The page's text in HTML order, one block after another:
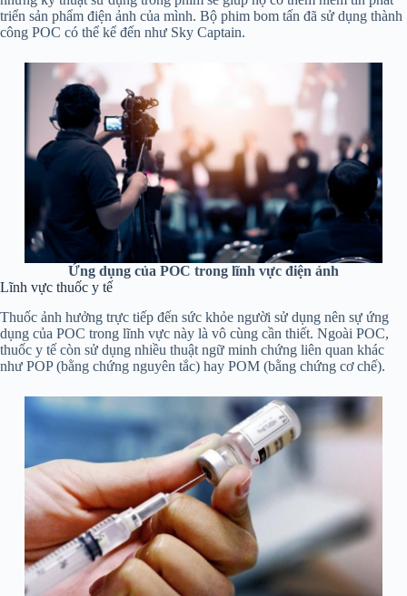
triển sản phẩm điện ảnh của mình. Bộ phim bom tấn đã sử dụng thành
công POC có thể kể đến như Sky Captain.
Ứng dụng của POC trong lĩnh vực điện ảnh
Lĩnh vực thuốc y tế
Thuốc ảnh hưởng trực tiếp đến sức khỏe người sử dụng nên sự ứng
dụng của POC trong lĩnh vực này là vô cùng cần thiết. Ngoài POC,
thuốc y tế còn sử dụng nhiều thuật ngữ minh chứng liên quan khác
như POP (bằng chứng nguyên tắc) hay POM (bằng chứng cơ chế).